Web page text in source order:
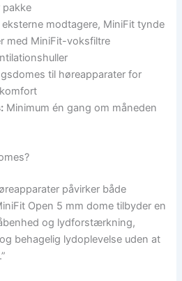
pakke
eksterne modtagere, MiniFit tynde
med MiniFit-voksfiltre
til høreapparater for
Minimum én gang om måneden
påvirker både
Open 5 mm dome tilbyder en
og lydforstærkning,
behagelig lydoplevelse uden at